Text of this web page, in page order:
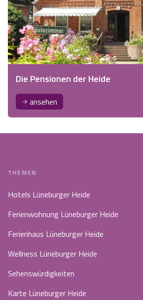
Die Pensionen der Heide
ansehen
THEMEN
Hotels Lüneburger Heide
Ferienwohnung Lüneburger Heide
Ferienhaus Lüneburger Heide
Wellness Lüneburger Heide
Sehenswürdigkeiten
Karte Lüneburger Heide